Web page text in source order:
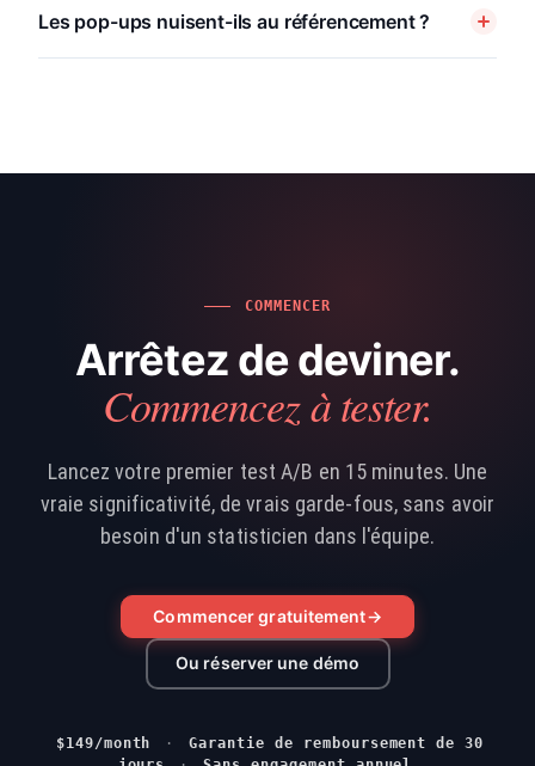
Les pop-ups nuisent-ils au référencement ?
COMMENCER
Arrêtez de deviner.
Commencez à tester.
Lancez votre premier test A/B en 15 minutes. Une
vraie significativité, de vrais garde-fous, sans avoir
besoin d'un statisticien dans l'équipe.
Commencer gratuitement→
Ou réserver une démo
$149/month ·
Garantie de remboursement de 30